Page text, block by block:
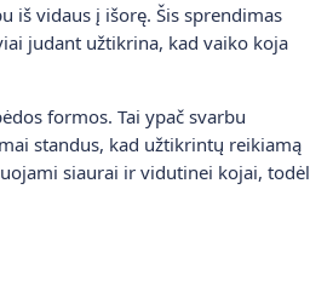
iš vidaus į išorę. Šis sprendimas
judant užtikrina, kad vaiko koja
formos. Tai ypač svarbu
standus, kad užtikrintų reikiamą
siaurai ir vidutinei kojai, todėl